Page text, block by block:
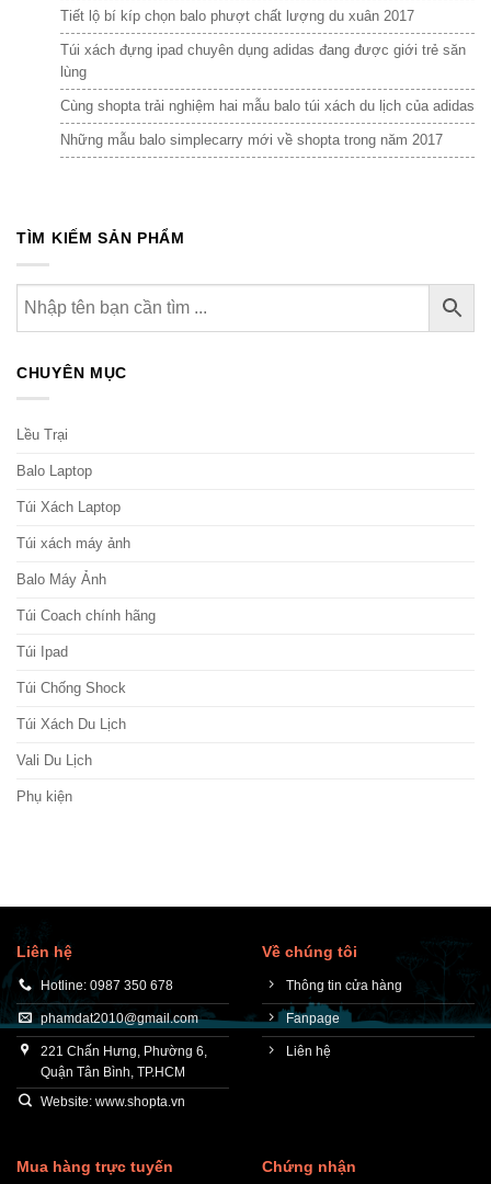
TÌM KIẾM SẢN PHẨM
CHUYÊN MỤC
Lều Trại
Balo Laptop
Túi Xách Laptop
Túi xách máy ảnh
Balo Máy Ảnh
Túi Coach chính hãng
Túi Ipad
Túi Chống Shock
Túi Xách Du Lịch
Vali Du Lịch
Phụ kiện
Tiết lộ bí kíp chọn balo phượt chất lượng du xuân 2017
Túi xách đựng ipad chuyên dụng adidas đang được giới trẻ săn
lùng
Cùng shopta trải nghiệm hai mẫu balo túi xách du lịch của adidas
Những mẫu balo simplecarry mới về shopta trong năm 2017
Liên hệ
Hotline: 0987 350 678
phamdat2010@gmail.com
221 Chấn Hưng, Phường 6,
Quận Tân Bình, TP.HCM
Website: www.shopta.vn
Về chúng tôi
Thông tin cửa hàng
Fanpage
Liên hệ
Mua hàng trực tuyến Chứng nhận